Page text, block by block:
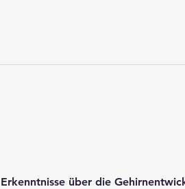
über die